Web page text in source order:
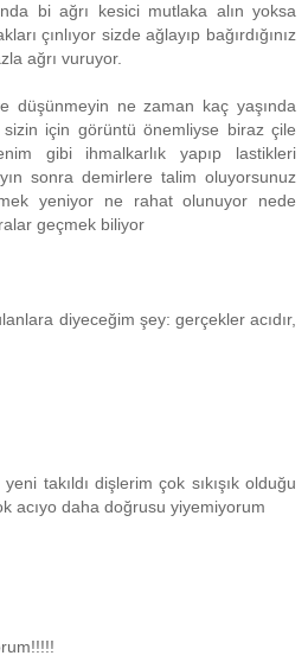
bi ağrı kesici mutlaka alın yoksa
çınlıyor sizde ağlayıp bağırdığınız
ağrı vuruyor.
düşünmeyin ne zaman kaç yaşında
için görüntü önemliyse biraz çile
gibi ihmalkarlık yapıp lastikleri
sonra demirlere talim oluyorsunuz
yeniyor ne rahat olunuyor nede
geçmek biliyor
diyeceğim şey: gerçekler acıdır,
takıldı dişlerim çok sıkışık olduğu
acıyo daha doğrusu yiyemiyorum